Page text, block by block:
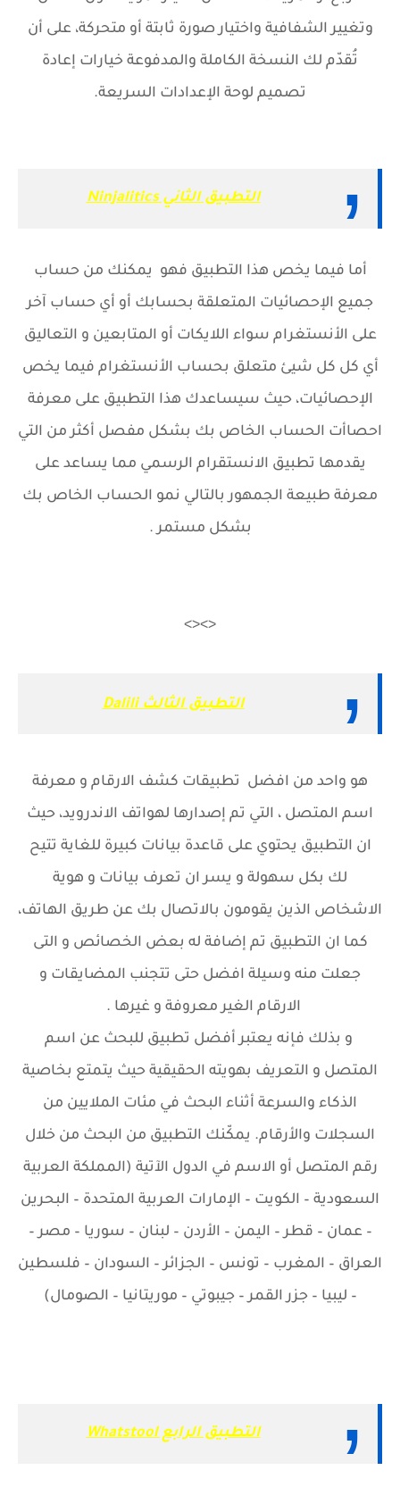
وتغيير الشفافية واختيار صورة ثابتة أو متحركة، على أن
تُقدّم لك النسخة الكاملة والمدفوعة خيارات إعادة
تصميم لوحة الإعدادات السريعة.
التطبيق الثاني Ninjalitics
أما فيما يخص هذا التطبيق فهو يمكنك من حساب
جميع الإحصائيات المتعلقة بحسابك أو أي حساب آخر
على الأنستغرام سواء اللايكات أو المتابعين و التعاليق
أي كل كل شيئ متعلق بحساب الأنستغرام فيما يخص
الإحصائيات، حيث سيساعدك هذا التطبيق على معرفة
احصاأت الحساب الخاص بك بشكل مفصل أكثر من التي
يقدمها تطبيق الانستقرام الرسمي مما يساعد على
معرفة طبيعة الجمهور بالتالي نمو الحساب الخاص بك
بشكل مستمر .
<><>
التطبيق الثالث Dalili
هو واحد من افضل تطبيقات كشف الارقام و معرفة
اسم المتصل ، التي تم إصدارها لهواتف الاندرويد، حيث
ان التطبيق يحتوي على قاعدة بيانات كبيرة للغاية تتيح
لك بكل سهولة و يسر ان تعرف بيانات و هوية
الاشخاص الذين يقومون بالاتصال بك عن طريق الهاتف،
كما ان التطبيق تم إضافة له بعض الخصائص و التى
جعلت منه وسيلة افضل حتى تتجنب المضايقات و
الارقام الغير معروفة و غيرها .
و بذلك فإنه يعتبر أفضل تطبيق للبحث عن اسم
المتصل و التعريف بهويته الحقيقية حيث يتمتع بخاصية
الذكاء والسرعة أثناء البحث في مئات الملايين من
السجلات والأرقام. يمكّنك التطبيق من البحث من خلال
رقم المتصل أو الاسم في الدول الآتية (المملكة العربية
السعودية – الكويت – الإمارات العربية المتحدة – البحرين
– عمان – قطر – اليمن – الأردن – لبنان – سوريا – مصر –
العراق – المغرب – تونس – الجزائر – السودان – فلسطين
– ليبيا – جزر القمر – جيبوتي – موريتانيا – الصومال)
التطبيق الرابع Whatstool